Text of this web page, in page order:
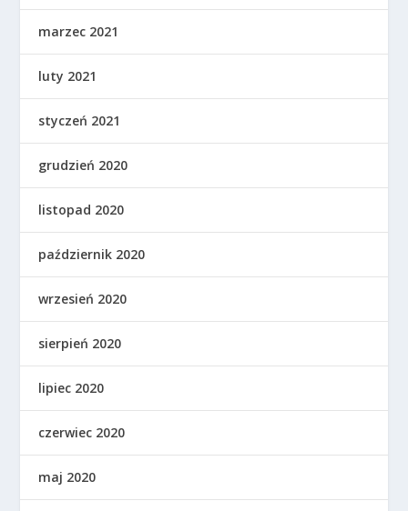
marzec 2021
luty 2021
styczeń 2021
grudzień 2020
listopad 2020
październik 2020
wrzesień 2020
sierpień 2020
lipiec 2020
czerwiec 2020
maj 2020